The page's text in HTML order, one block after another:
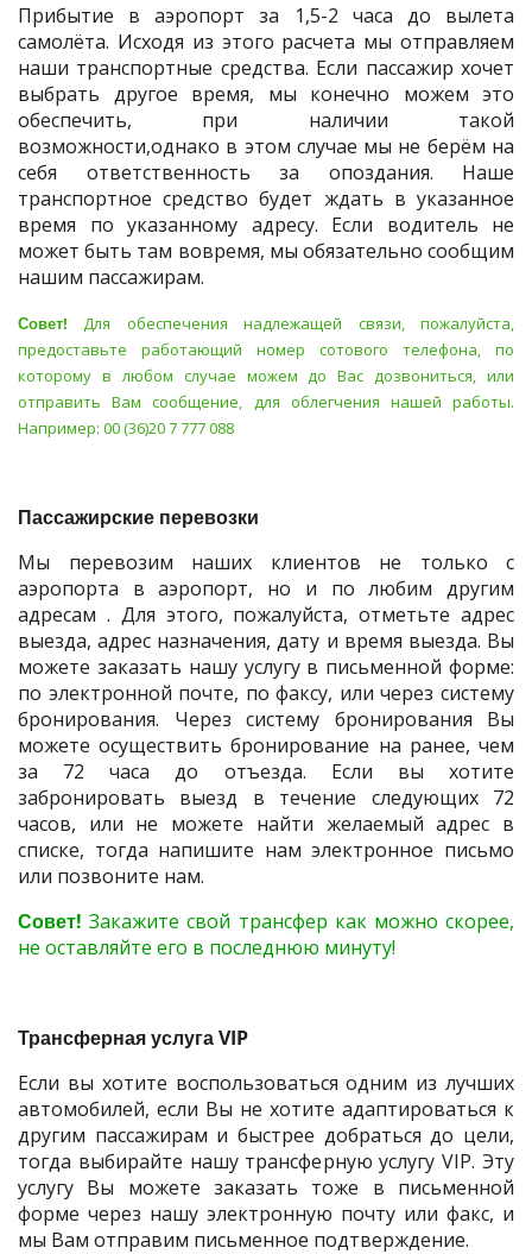
Прибытие в аэропорт за 1,5-2 часа до вылета
самолёта. Исходя из этого расчета мы отправляем
наши транспортные средства. Если пассажир хочет
выбрать другое время, мы конечно можем это
обеспечить, при наличии такой
возможности,однако в этом случае мы не берём на
себя ответственность за опоздания. Наше
транспортное средство будет ждать в указанное
время по указанному адресу. Если водитель не
может быть там вовремя, мы обязательно сообщим
нашим пассажирам.
Совет!Для обеспечения надлежащей связи, пожалуйста,
предоставьте работающий номер сотового телефона, по
которому в любом случае можем до Вас дозвониться, или
отправить Вам сообщение, для облегчения нашей работы.
Например: 00 (36)20 7 777 088
Пассажирские перевозки
Мы перевозим наших клиентов не только с
аэропорта в аэропорт, но и по любим другим
адресам . Для этого, пожалуйста, отметьте адрес
выезда, адрес назначения, дату и время выезда. Вы
можете заказать нашу услугу в письменной форме:
по электронной почте, по факсу, или через систему
бронирования. Через систему бронирования Вы
можете осуществить бронирование на ранее, чем
за 72 часа до отъезда. Если вы хотите
забронировать выезд в течение следующих 72
часов, или не можете найти желаемый адрес в
списке, тогда напишите нам электронное письмо
или позвоните нам.
Совет!Закажите свой трансфер как можно скорее,
не оставляйте его в последнюю минуту!
Трансферная услуга VIP
Если вы хотите воспользоваться одним из лучших
автомобилей, если Вы не хотите адаптироваться к
другим пассажирам и быстрее добраться до цели,
тогда выбирайте нашу трансферную услугу VIP. Эту
услугу Вы можете заказать тоже в письменной
форме через нашу электронную почту или факс, и
мы Вам отправим письменное подтверждение.